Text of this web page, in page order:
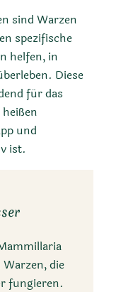
sind Warzen
spezifische
helfen, in
Diese
für das
und
ist.
die
fungieren.